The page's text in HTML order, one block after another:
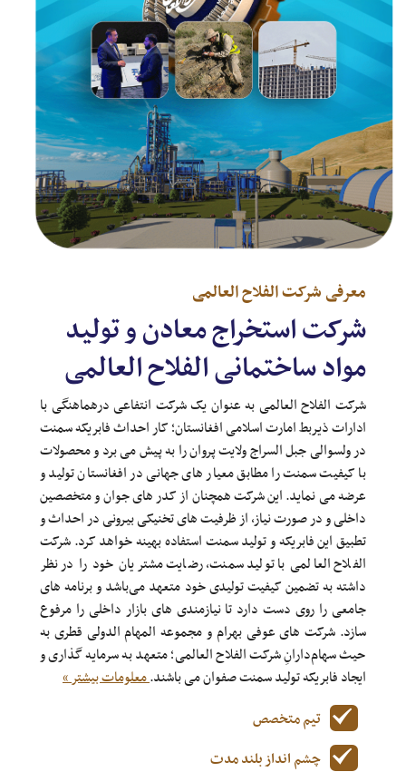
معرفی شرکت الفلاح العالمی
شرکت استخراج معادن و تولید
مواد ساختمانی الفلاح العالمی
شرکت الفلاح العالمی به عنوان یک شرکت انتفاعی درهماهنگی با
ادارات ذیربط امارت اسلامی افغانستان؛ کار احداث فابریکه سمنت
در ولسوالی جبل السراج ولایت پروان را به پیش می برد و محصولات
با کیفیت سمنت را مطابق معیار های جهانی در افغانستان تولید و
عرضه می نماید. این شرکت همچنان از کدر های جوان و متخصصین
داخلی و در صورت نیاز، از ظرفیت های تخنیکی بیرونی در احداث و
تطبیق این فابریکه و تولید سمنت استفاده بهینه خواهد کرد. شرکت
الفلاح العالمی با تولید سمنت، رضایت مشتریان خود را در نظر
داشته به تضمین کیفیت تولیدی خود متعهد می‌باشد و برنامه های
جامعی را روی دست دارد تا نیازمندی های بازار داخلی را مرفوع
سازد. شرکت های عوفی بهرام و مجموعه المهام الدولی قطری به
حیث سهام‌دارانِ شرکت الفلاح العالمی؛ متعهد به سرمایه گذاری و
ایجاد فابریکه تولید سمنت صفوان می باشند.معلومات بیشتر »
تیم متخصص
چشم انداز بلند مدت